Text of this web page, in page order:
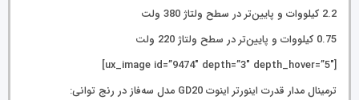
2.2 کیلووات و پایین‌تر در سطح ولتاژ 380 ولت
0.75 کیلووات و پایین‌تر در سطح ولتاژ 220 ولت
[ux_image id=”9474″ depth=”3″ depth_hover=”5″]
ترمینال مدار قدرت اینورتر اینوت GD20 مدل‌ سه‌فاز در رنج توانی: